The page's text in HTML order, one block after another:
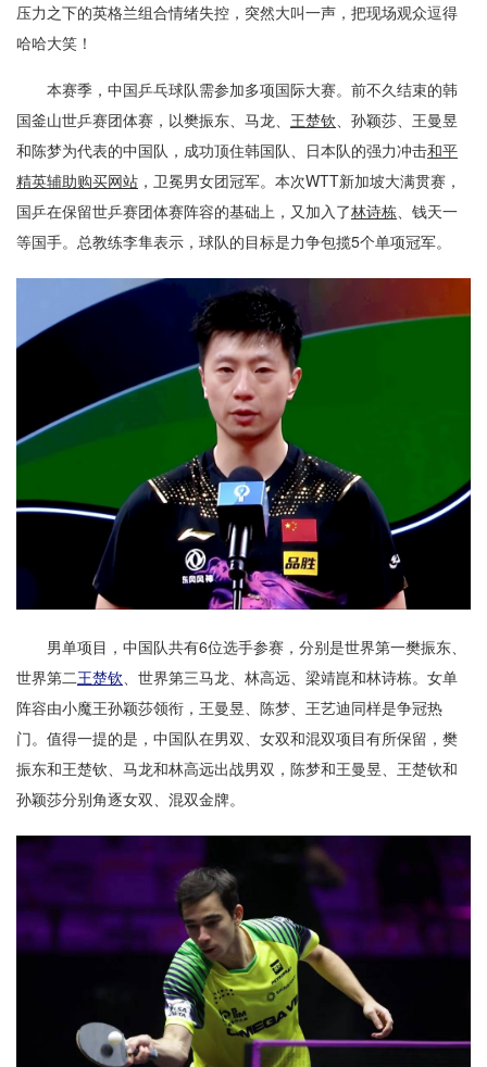
压力之下的英格兰组合情绪失控，突然大叫一声，把现场观众逗得
哈哈大笑！
本赛季，中国乒乓球队需参加多项国际大赛。前不久结束的韩
国釜山世乒赛团体赛，以樊振东、马龙、 王楚钦、孙颖莎、王曼昱
和陈梦为代表的中国队，成功顶住韩国队、日本队的强力冲击和平
精英辅助购买网站 ，卫冕男女团冠军。本次WTT新加坡大满贯赛，
国乒在保留世乒赛团体赛阵容的基础上，又加入了林诗栋、钱天一
等国手。总教练李隼表示，球队的目标是力争包揽5个单项冠军。
男单项目，中国队共有6位选手参赛，分别是世界第一樊振东、
世界第二王楚钦 、世界第三马龙、林高远、梁靖崑和林诗栋。女单
阵容由小魔王孙颖莎领衔，王曼昱、陈梦、王艺迪同样是争冠热
门。值得一提的是，中国队在男双、女双和混双项目有所保留，樊
振东和王楚钦、马龙和林高远出战男双，陈梦和王曼昱、王楚钦和
孙颖莎分别角逐女双、混双金牌。